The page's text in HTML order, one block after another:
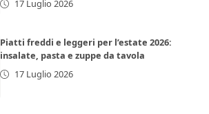
17 Luglio 2026
Piatti freddi e leggeri per l’estate 2026:
insalate, pasta e zuppe da tavola
17 Luglio 2026